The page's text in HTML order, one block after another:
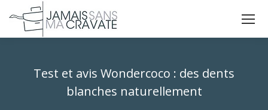
page
s'ouvre
dans
page
s'ouvre
dans
page
s'ouvre
Test et avis Wondercoco : des dents
blanches naturellement